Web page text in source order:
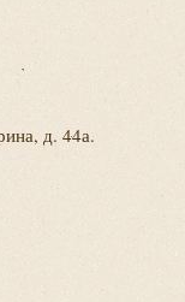
д. 44а.